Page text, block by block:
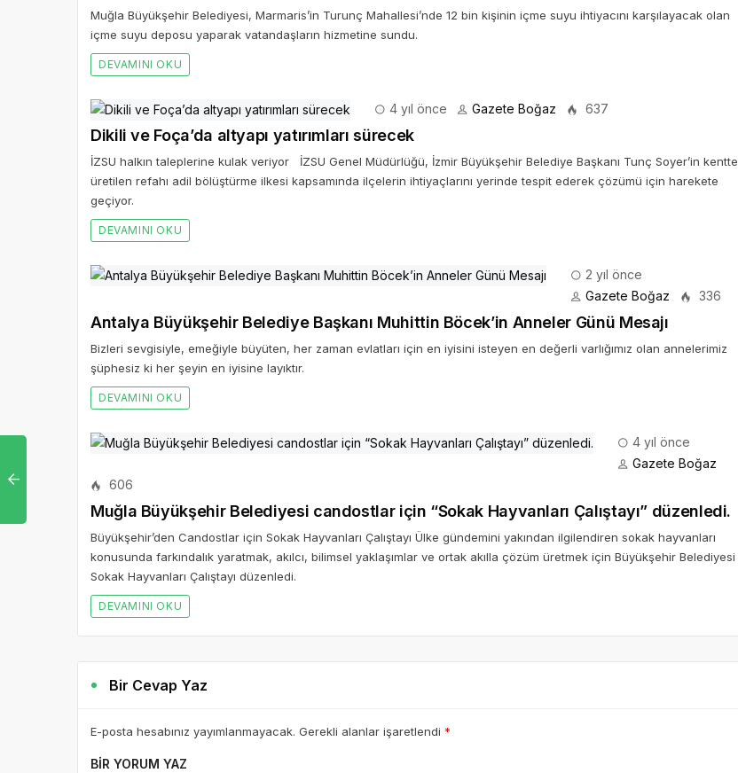
Muğla Büyükşehir Belediyesi, Marmaris’in Turunç Mahallesi’nde 12 bin kişinin içme suyu ihtiyacını karşılayacak olan
içme suyu deposu yaparak vatandaşların hizmetine sundu.
DEVAMINI OKU
4 yıl önce Gazete Boğaz 637
Dikili ve Foça’da altyapı yatırımları sürecek
İZSU halkın taleplerine kulak veriyor İZSU Genel Müdürlüğü, İzmir Büyükşehir Belediye Başkanı Tunç Soyer’in kentte
üretilen refahı adil bölüştürme ilkesi kapsamında ilçelerin ihtiyaçlarını yerinde tespit ederek çözümü için harekete
geçiyor.
DEVAMINI OKU
2 yıl önce
Gazete Boğaz
336
Antalya Büyükşehir Belediye Başkanı Muhittin Böcek’in Anneler Günü Mesajı
Bizleri sevgisiyle, emeğiyle büyüten, her zaman evlatları için en iyisini isteyen en değerli varlığımız olan annelerimiz
şüphesiz ki her şeyin en iyisine layıktır.
DEVAMINI OKU
4 yıl önce
Gazete Boğaz
606
Muğla Büyükşehir Belediyesi candostlar için “Sokak Hayvanları Çalıştayı” düzenledi.
Büyükşehir’den Candostlar için Sokak Hayvanları Çalıştayı Ülke gündemini yakından ilgilendiren sokak hayvanları
konusunda farkındalık yaratmak, akılcı, bilimsel yaklaşımlar ve ortak akılla çözüm üretmek için Büyükşehir Belediyesi
Sokak Hayvanları Çalıştayı düzenledi.
DEVAMINI OKU
Bir Cevap Yaz
E-posta hesabınız yayımlanmayacak. Gerekli alanlar işaretlendi *
BIR YORUM YAZ